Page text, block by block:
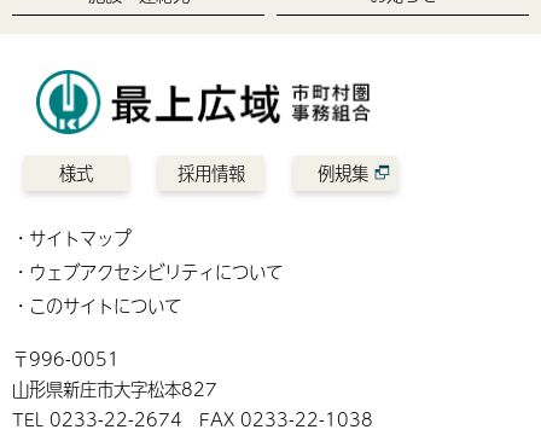
様式 採用情報 例規集
サイトマップ
ウェブアクセシビリティについて
このサイトについて
〒996-0051
山形県新庄市大字松本827
TEL 0233-22-2674 FAX 0233-22-1038